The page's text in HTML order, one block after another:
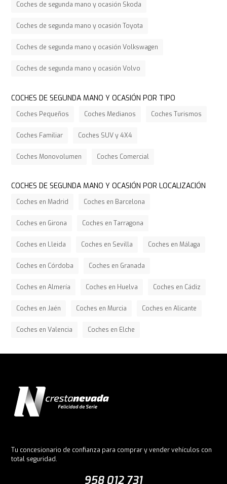
Coches de segunda mano y ocasión Skoda
Coches de segunda mano y ocasión Toyota
Coches de segunda mano y ocasión Volkswagen
Coches de segunda mano y ocasión Volvo
COCHES DE SEGUNDA MANO Y OCASIÓN POR TIPO
Coches Pequeños Coches Medianos Coches Turismos
Coches Familiar Coches SUV y 4X4
Coches Monovolumen Coches Comercial
COCHES DE SEGUNDA MANO Y OCASIÓN POR LOCALIZACIÓN
Coches en Madrid Coches en Barcelona
Coches en Girona Coches en Tarragona
Coches en Lleida Coches en Sevilla Coches en Málaga
Coches en Córdoba Coches en Granada
Coches en Almería Coches en Huelva Coches en Cádiz
Coches en Jaén Coches en Murcia Coches en Alicante
Coches en Valencia Coches en Elche
Tu concesionario de confianza para comprar y vender vehículos con
total seguridad.
958 012 731